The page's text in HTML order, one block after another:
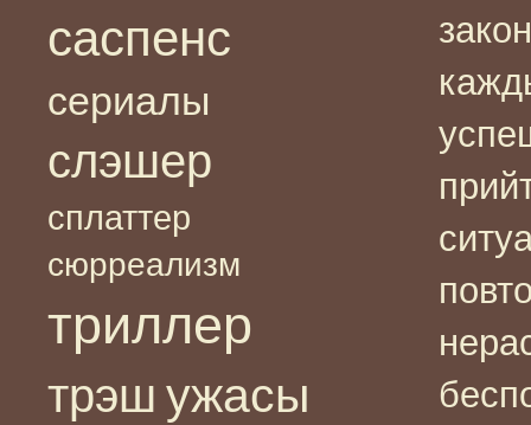
саспенс
сериалы
слэшер
сплаттер
сюрреализм
триллер
трэш ужасы